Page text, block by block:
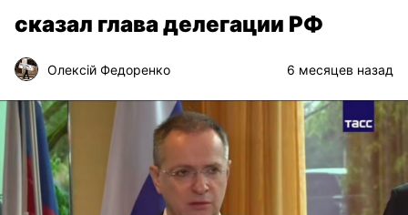
сказал глава делегации РФ
Олексій Федоренко 6 месяцев назад